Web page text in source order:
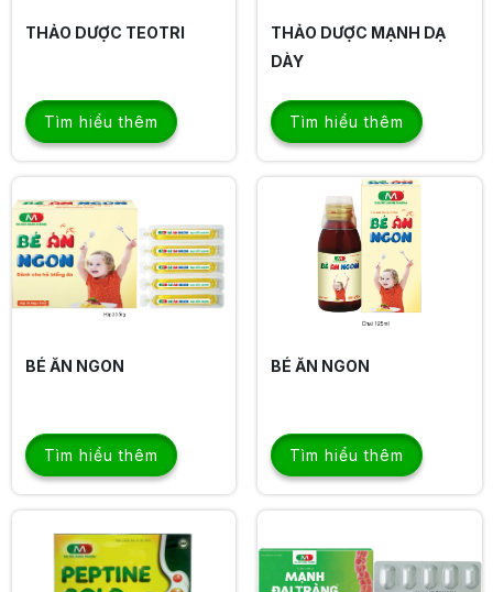
THẢO DƯỢC TEOTRI
Tìm hiểu thêm
THẢO DƯỢC MẠNH DẠ
DÀY
Tìm hiểu thêm
BÉ ĂN NGON
Tìm hiểu thêm
BÉ ĂN NGON
Tìm hiểu thêm